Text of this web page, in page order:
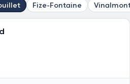
Fize-Fontaine